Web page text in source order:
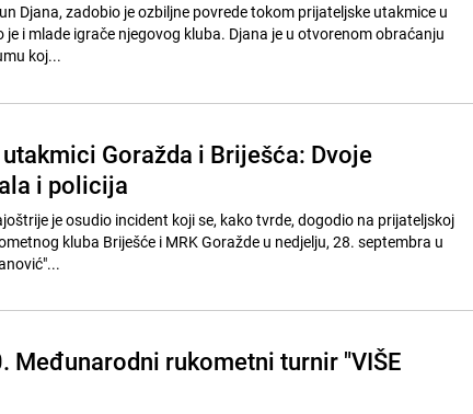
Djana, zadobio je ozbiljne povrede tokom prijateljske utakmice u
i mlade igrače njegovog kluba. Djana je u otvorenom obraćanju
koj...
Goražda i Briješća: Dvoje
i policija
je osudio incident koji se, kako tvrde, dogodio na prijateljskoj
kluba Briješće i MRK Goražde u nedjelju, 28. septembra u
Međunarodni rukometni turnir "VIŠE